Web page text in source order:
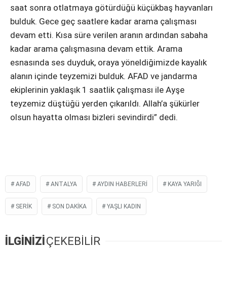
saat sonra otlatmaya götürdüğü küçükbaş hayvanları
bulduk. Gece geç saatlere kadar arama çalışması
devam etti. Kısa süre verilen aranın ardından sabaha
kadar arama çalışmasına devam ettik. Arama
esnasında ses duyduk, oraya yöneldiğimizde kayalık
alanın içinde teyzemizi bulduk. AFAD ve jandarma
ekiplerinin yaklaşık 1 saatlik çalışması ile Ayşe
teyzemiz düştüğü yerden çıkarıldı. Allah’a şükürler
olsun hayatta olması bizleri sevindirdi” dedi.
AFAD ANTALYA AYDIN HABERLERI KAYA YARIĞI
SERIK SON DAKIKA YAŞLI KADIN
İLGİNİZİ ÇEKEBİLİR